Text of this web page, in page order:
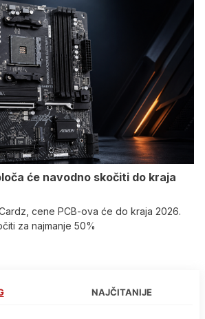
će navodno skočiti do kraja
cene PCB-ova će do kraja 2026.
za najmanje 50%
NAJČITANIJE